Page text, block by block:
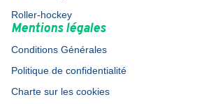
Roller-hockey
Mentions légales
Conditions Générales
Politique de confidentialité
Charte sur les cookies